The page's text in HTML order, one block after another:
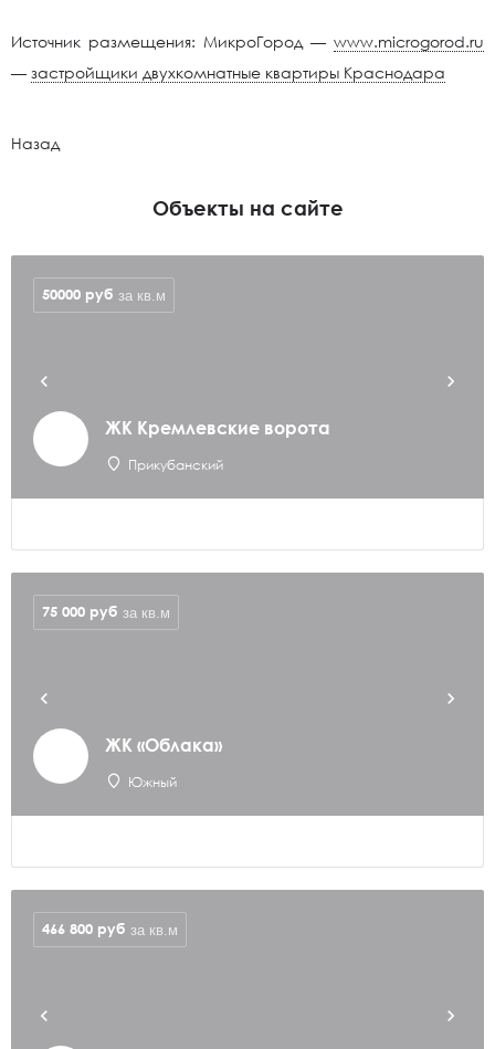
Источник размещения: МикроГород — www.microgorod.ru
— застройщики двухкомнатные квартиры Краснодара
Назад
Объекты на сайте
ЖК Кремлевские ворота
Прикубанский
50000 руб за кв.м
ЖК «Облака»
Южный
75 000 руб за кв.м
466 800 руб за кв.м